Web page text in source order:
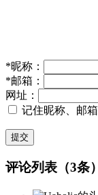
*昵称：
*邮箱：
网址：
记住昵称、邮
提交
评论列表（3条）